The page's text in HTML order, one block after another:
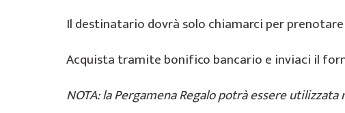
Il destinatario dovrà solo chiamarci per
Acquista tramite bonifico bancario e inviaci il
NOTA: la Pergamena Regalo potrà essere